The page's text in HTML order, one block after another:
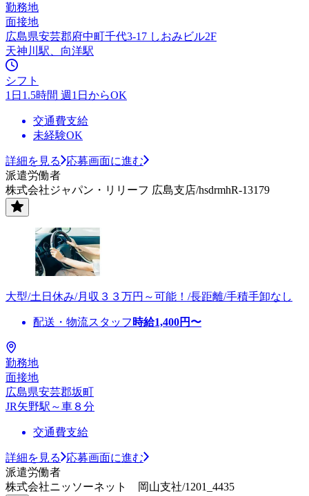
勤務地
面接地
広島県安芸郡府中町千代3-17 しおみビル2F
天神川駅、向洋駅
シフト
1日1.5時間 週1日からOK
交通費支給
未経験OK
詳細を見る
応募画面に進む
派遣労働者
株式会社ジャパン・リリーフ 広島支店/hsdrmhR-13179
大型/土日休み/月収３３万円～可能！/長距離/手積手卸なし
配送・物流スタッフ 時給1,400円〜
勤務地
面接地
広島県安芸郡坂町
JR矢野駅～車８分
交通費支給
詳細を見る
応募画面に進む
派遣労働者
株式会社ニッソーネット 岡山支社/1201_4435